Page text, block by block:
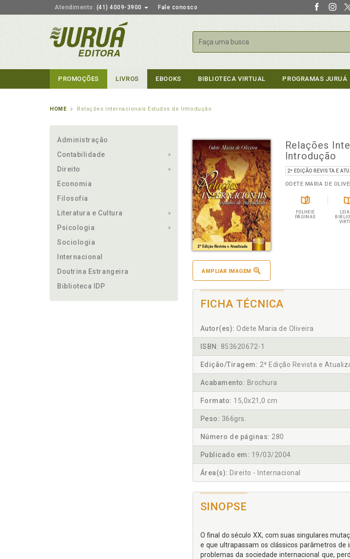
Atendimento: (41) 4009-3900 Fale conosco
Buscar
PROMOÇÕES LIVROS EBOOKS BIBLIOTECA VIRTUAL PROGRAMAS JURUÁ
HOME Relações Internacionais Estudos de Introdução
Administração
Contabilidade
Direito
Economia
Filosofia
Literatura e Cultura
Psicologia
Sociologia
Internacional
Doutrina Estrangeira
Biblioteca IDP
AMPLIAR IMAGEM
Relações
Introdução
2ª EDIÇÃO REVISTA E
ODETE MARIA DE
FOLHEIE
PÁGINAS
FICHA TÉCNICA
Autor(es): Odete Maria de Oliveira
ISBN: 853620672-1
Edição/Tiragem: 2ª Edição Revista e
Acabamento: Brochura
Formato: 15,0x21,0 cm
Peso: 366grs.
Número de páginas: 280
Publicado em: 19/03/2004
Área(s): Direito - Internacional
SINOPSE
O final do século XX, com suas singulares
e que ultrapassam os clássicos parâmetros
problemas da sociedade internacional que,